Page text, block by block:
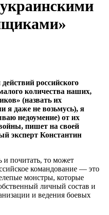
российского
количества наших,
(назвать их
я даже не возьмусь), я
недоумение) от их
пишет на своей
эксперт Константин
и почитать, то может
командование — это
монстры, которые
личный состав и
и ведения боевых